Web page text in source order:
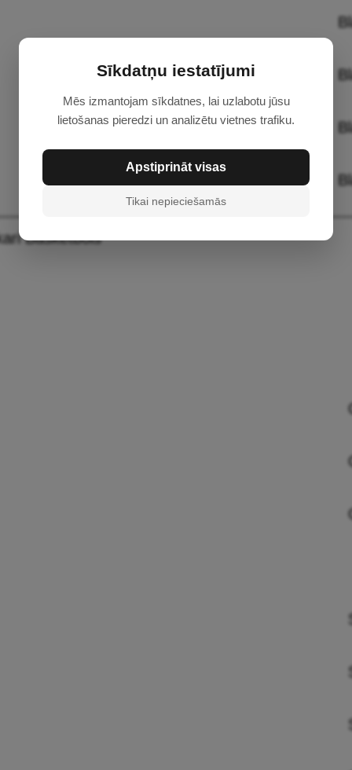
Sīkdatņu iestatījumi
Mēs izmantojam sīkdatnes, lai uzlabotu jūsu
lietošanas pieredzi un analizētu vietnes trafiku.
Apstiprināt visas
Tikai nepieciešamās
Basketbols